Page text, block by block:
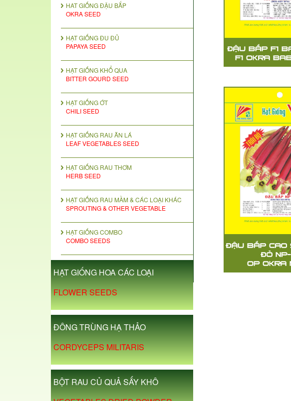
HAT GIỐNG ĐẬU BẮP
OKRA SEED
HẠT GIỐNG ĐU ĐỦ
PAPAYA SEED
HẠT GIỐNG KHỔ QUA
BITTER GOURD SEED
HẠT GIỐNG ỚT
CHILI SEED
HẠT GIỐNG RAU ĂN LÁ
LEAF VEGETABLES SEED
HẠT GIỐNG RAU THƠM
HERB SEED
HẠT GIỐNG RAU MẦM & CÁC LOẠI KHÁC
SPROUTING & OTHER VEGETABLE
HẠT GIỐNG COMBO
COMBO SEEDS
HẠT GIỐNG HOA CÁC LOẠI
FLOWER SEEDS
ĐÔNG TRÙNG HẠ THẢO
CORDYCEPS MILITARIS
BỘT RAU CỦ QUẢ SẤY KHÔ